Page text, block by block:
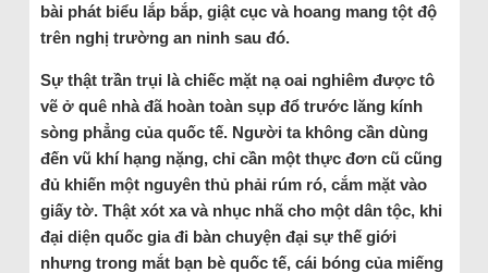
bài phát biểu lắp bắp, giật cục và hoang mang tột độ
trên nghị trường an ninh sau đó.
Sự thật trần trụi là chiếc mặt nạ oai nghiêm được tô
vẽ ở quê nhà đã hoàn toàn sụp đổ trước lăng kính
sòng phẳng của quốc tế. Người ta không cần dùng
đến vũ khí hạng nặng, chỉ cần một thực đơn cũ cũng
đủ khiến một nguyên thủ phải rúm ró, cắm mặt vào
giấy tờ. Thật xót xa và nhục nhã cho một dân tộc, khi
đại diện quốc gia đi bàn chuyện đại sự thế giới
nhưng trong mắt bạn bè quốc tế, cái bóng của miếng